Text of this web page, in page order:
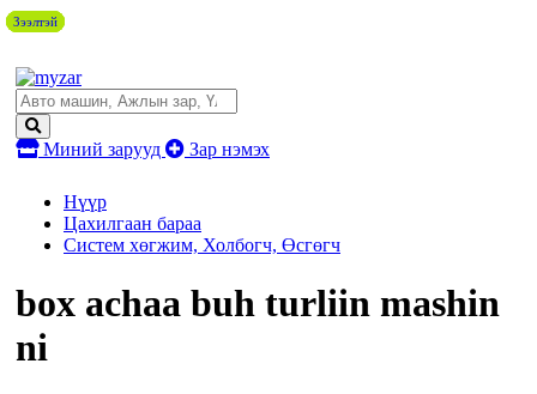
Миний зарууд Зар нэмэх
Нүүр
Цахилгаан бараа
Систем хөгжим, Холбогч, Өсгөгч
box achaa buh turliin mashin
ni
Зээлтэй
Зээлтэй
Зээлтэй
Зээлтэй
Зээлтэй